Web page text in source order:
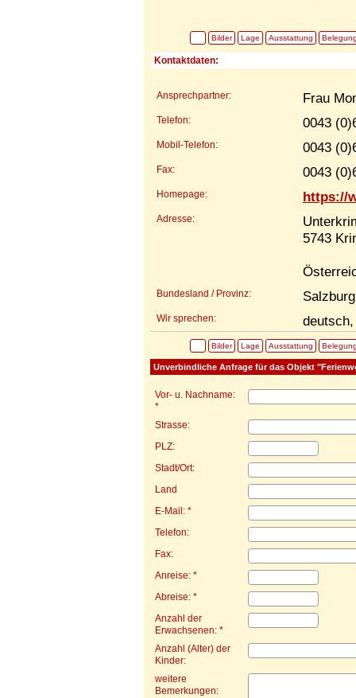
Bilder Lage Ausstattung
Kontaktdaten:
Ansprechpartner: Frau
Telefon: 0043
Mobil-Telefon: 0043
Fax: 0043
Homepage: https://
Adresse:
5743
Bundesland / Provinz: Salzburg
Wir sprechen:
Bilder Lage Ausstattung
Unverbindliche Anfrage für das Objekt
Vor- u. Nachname:
*
Strasse:
PLZ:
Stadt/Ort:
Land
E-Mail: *
Telefon:
Fax:
Anreise: *
Abreise: *
Anzahl der
Erwachsenen: *
Anzahl (Alter) der
Kinder:
weitere
Bemerkungen: